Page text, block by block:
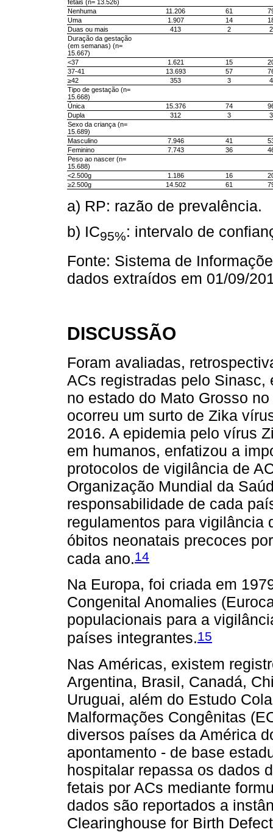
fetais (n= 13.526)
Nenhuma
11.206 61
Uma
1.907 14
Duas ou mais
413 2
Duração da gestação
(em semanas) (n=
15.667)
<37
1.621 15
37-41
13.693 57
≥42
353 3
Tipo de gestação (n=
15.668)
Única
15.376 74
Dupla
312 3
Sexo da criança (n=
15.689)
Masculino
7.946 41
Feminino
7.743 36
Peso ao nascer (n=
15.688)
<2.500g
1.186 16
≥2.500g
14.502 61
a) RP: razão de prevalência.
b) IC95%: intervalo de
Fonte: Sistema de
dados extraídos em 01/09/
DISCUSSÃO
Foram avaliadas,
ACs registradas pelo
no estado do Mato Grosso
ocorreu um surto de Zika
2016. A epidemia pelo vírus
em humanos, enfatizou a
protocolos de vigilância de
Organização Mundial da
responsabilidade de cada
regulamentos para vigilância
óbitos neonatais precoces
cada ano.14
Na Europa, foi criada em
Congenital Anomalies
populacionais para a
países integrantes.15
Nas Américas, existem
Argentina, Brasil, Canadá,
Uruguai, além do Estudo
Malformações Congênitas
diversos países da América
apontamento - de base
hospitalar repassa os dados
fetais por ACs mediante
dados são reportados a
Clearinghouse for Birth